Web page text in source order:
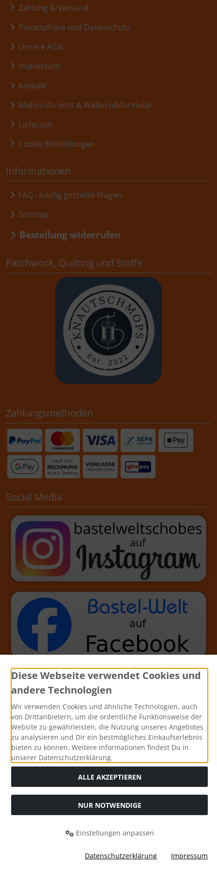
Zahlung & Versand
Privatsphäre und Datenschutz
Unsere AGB
Impressum
Kontakt
Widerrufsrecht & Widerrufsformular
Lieferzeit
Cookie Einstellungen
Informationen
FAQ - häufig gestellte Fragen
Sitemap
Bestellung widerrufen
Patchwork, Quilting und Stoffe
Zahlungsmethoden
Social Media
Alle Preise inkl. gesetzl. MwSt. zzgl.Versandkosten. Die
durchgestrichenen Preise entsprechen dem bisherigen Preis
Bastel-Welt Schobes © 2026 | Template © 2026 by Karl
modified eCommerce Shopsoftware © 2009-2026
Diese Webseite verwendet Cookies und
andere Technologien
Wir verwenden Cookies und ähnliche Technologien, auch
von Drittanbietern, um die ordentliche Funktionsweise der
Website zu gewährleisten, die Nutzung unseres Angebotes
zu analysieren und Dir ein bestmögliches Einkaufserlebnis
bieten zu können. Weitere Informationen findest Du in
unserer Datenschutzerklärung.
ALLE AKZEPTIEREN
NUR NOTWENDIGE
Einstellungen anpassen
Datenschutzerklärung Impressum